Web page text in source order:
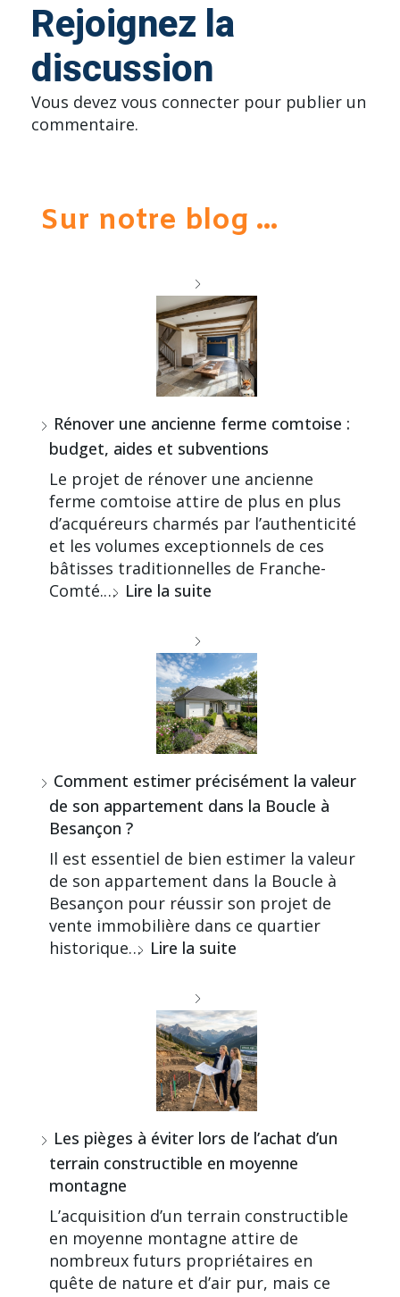
Rejoignez la
discussion
Vous devez vous connecter pour publier un
commentaire.
Sur notre blog ...
Rénover une ancienne ferme comtoise :
budget, aides et subventions
Le projet de rénover une ancienne
ferme comtoise attire de plus en plus
d’acquéreurs charmés par l’authenticité
et les volumes exceptionnels de ces
bâtisses traditionnelles de Franche-
Comté.… Lire la suite
Comment estimer précisément la valeur
de son appartement dans la Boucle à
Besançon ?
Il est essentiel de bien estimer la valeur
de son appartement dans la Boucle à
Besançon pour réussir son projet de
vente immobilière dans ce quartier
historique… Lire la suite
Les pièges à éviter lors de l’achat d’un
terrain constructible en moyenne
montagne
L’acquisition d’un terrain constructible
en moyenne montagne attire de
nombreux futurs propriétaires en
quête de nature et d’air pur, mais ce